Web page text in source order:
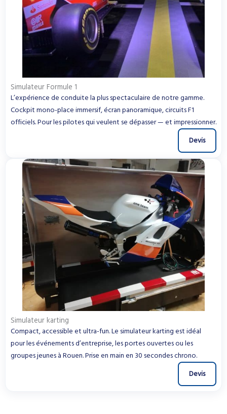
Simulateur Formule 1
L’expérience de conduite la plus spectaculaire de notre gamme.
Cockpit mono-place immersif, écran panoramique, circuits F1
officiels. Pour les pilotes qui veulent se dépasser — et impressionner.
Devis
Simulateur karting
Compact, accessible et ultra-fun. Le simulateur karting est idéal
pour les événements d’entreprise, les portes ouvertes ou les
groupes jeunes à Rouen. Prise en main en 30 secondes chrono.
Devis